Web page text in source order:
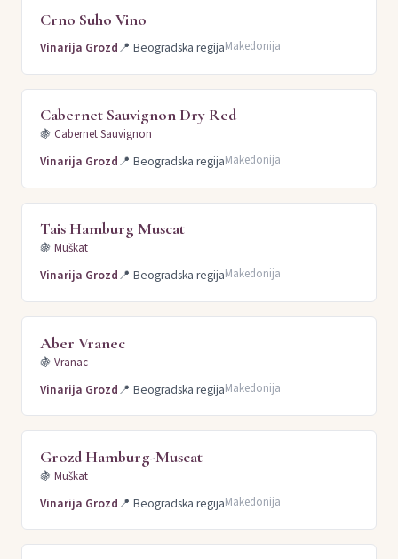
Crno Suho Vino
Vinarija Grozd📍 Beogradska regijaMakedonija
Cabernet Sauvignon Dry Red
🍇 Cabernet Sauvignon
Vinarija Grozd📍 Beogradska regijaMakedonija
Tais Hamburg Muscat
🍇 Muškat
Vinarija Grozd📍 Beogradska regijaMakedonija
Aber Vranec
🍇 Vranac
Vinarija Grozd📍 Beogradska regijaMakedonija
Grozd Hamburg-Muscat
🍇 Muškat
Vinarija Grozd📍 Beogradska regijaMakedonija